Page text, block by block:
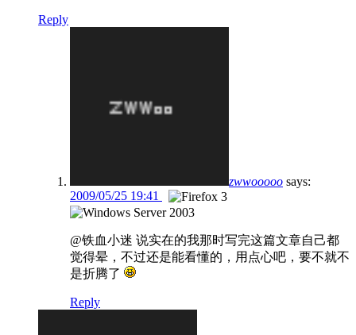
Reply
zwwooooo says:
2009/05/25 19:41
@铁血小迷 说实在的我那时写完这篇文章自己都
觉得晕，不过还是能看懂的，用点心吧，要不就不
是折腾了
Reply